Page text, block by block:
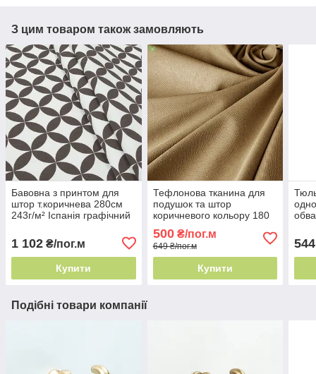
З цим товаром також замовляють
Бавовна з принтом для
штор т.коричнева 280см
243г/м² Іспанія графічний
1 102 ₴/пог.м
Купити
Тефлонова тканина для
подушок та штор
коричневого кольору 180
прання
500₴/пог.м
649 ₴/пог.м
Купити
544
Подібні товари компанії